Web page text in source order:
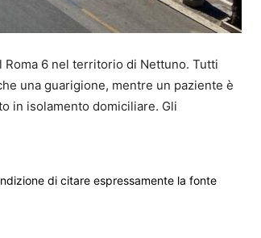
6 nel territorio di Nettuno. Tutti
una guarigione, mentre un paziente è
in isolamento domiciliare. Gli
di citare espressamente la fonte